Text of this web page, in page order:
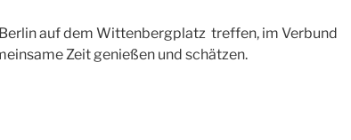
auf dem Wittenbergplatz treffen, im Verbund
Zeit genießen und schätzen.